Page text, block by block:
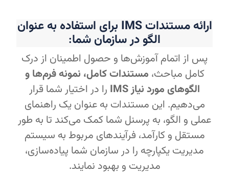
ارائه مستندات IMS برای استفاده به عنوان
الگو در سازمان شما:
پس از اتمام آموزش‌ها و حصول اطمینان از درک
کامل مباحث، مستندات کامل، نمونه فرم‌ها و
الگوهای مورد نیاز IMS
را در اختیار شما قرار
می‌دهیم. این مستندات به عنوان یک راهنمای
عملی و الگو، به پرسنل شما کمک می‌کند تا به طور
مستقل و کارآمد، فرآیندهای مربوط به سیستم
مدیریت یکپارچه را در سازمان شما پیاده‌سازی،
مدیریت و بهبود نمایند.